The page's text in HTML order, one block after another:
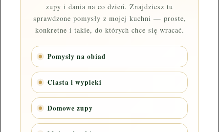
zupy i dania na co dzień. Znajdziesz tu
sprawdzone pomysły z mojej kuchni — proste,
konkretne i takie, do których chce się wracać.
Pomysły na obiad
Ciasta i wypieki
Domowe zupy